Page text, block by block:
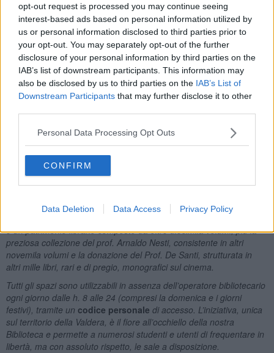
opt-out request is processed you may continue seeing
interest-based ads based on personal information utilized by
us or personal information disclosed to third parties prior to
your opt-out. You may separately opt-out of the further
disclosure of your personal information by third parties on the
IAB’s list of downstream participants. This information may
also be disclosed by us to third parties on the IAB’s List of
Downstream Participants that may further disclose it to other
Personal Data Processing Opt Outs
CONFIRM
Data Deletion Data Access Privacy Policy
Perché proprio il giallo a Fonte Mazzola?
Tutto è iniziato nel 2016 conParole Guardate, il nostro Festival del
giallo. Un progetto di contaminazione tra teatro, letteratura e
scrittura, per adulti e bambini.
La particolarità del progetto Parole Guardate è stata quella di
incentrare le sue attività e gli eventi sulle opere di un unico
scrittore: negli anni sono stati protagonisti grandi e prolifici autori
come Maurizio de Giovanni, Romano De Marco, Marilù Oliva,
Giampaolo Simi, Piergiorgio Pulixi, penne che hanno riscosso molto
La Biblioteca Comunale e Archivio Fonte Mazzola, con i suoi 400
gennaio 2019. Qui puoi trovare una sezione dedicata al giallo
italiano e straniero (americano, inglese, nord-europeo, francese…)
e un patrimonio librario composto da oltre diecimila volumi, più la
preziosa collezione del prof. Arnaldo Nesti, consistente in altri
novemila volumi e la donazione del Prof. De Santi, strutturata in
altri mille libri, rari e di pregio, monografici sul cinema.
Tutti gli spazi sono utilizzabili in assenza dell’operatore bibliotecario
ogni giorno dalle h. 8 alle 24 (compresi la domenica e i giorni
festivi), tramite un codice personale di accesso. L’iniziativa, unica
sul territorio della Valdera, è il fiore all’occhiello della nostra
Biblioteca e permette a numerosi studenti e utenti di frequentare in
libertà, ma con assoluto rispetto, le sale a disposizione.